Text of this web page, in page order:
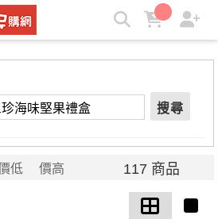
盒】搜尋結果 | ★聯華食品e購網★
搜尋
低 價高 117 商品